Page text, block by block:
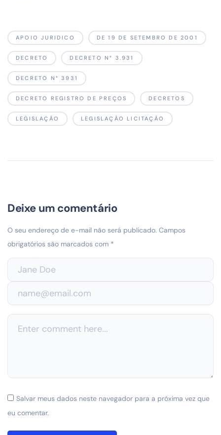
APOIO JURIDICO DE 19 DE SETEMBRO DE 2001
DECRETO DECRETO N° 3.931
DECRETO N° 3931
DECRETO REGISTRO DE PREÇOS DECRETOS
LEGISLAÇÃO LEGISLAÇÃO LICITAÇÃO
Deixe um comentário
O seu endereço de e-mail não será publicado. Campos
obrigatórios são marcados com *
Salvar meus dados neste navegador para a próxima vez que
eu comentar.